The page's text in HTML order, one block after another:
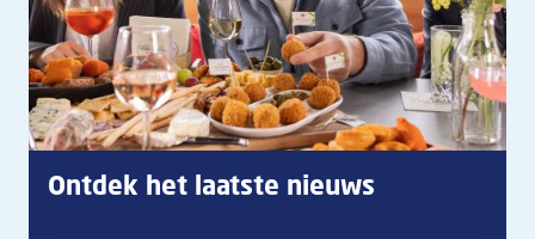
Ontdek het laatste nieuws